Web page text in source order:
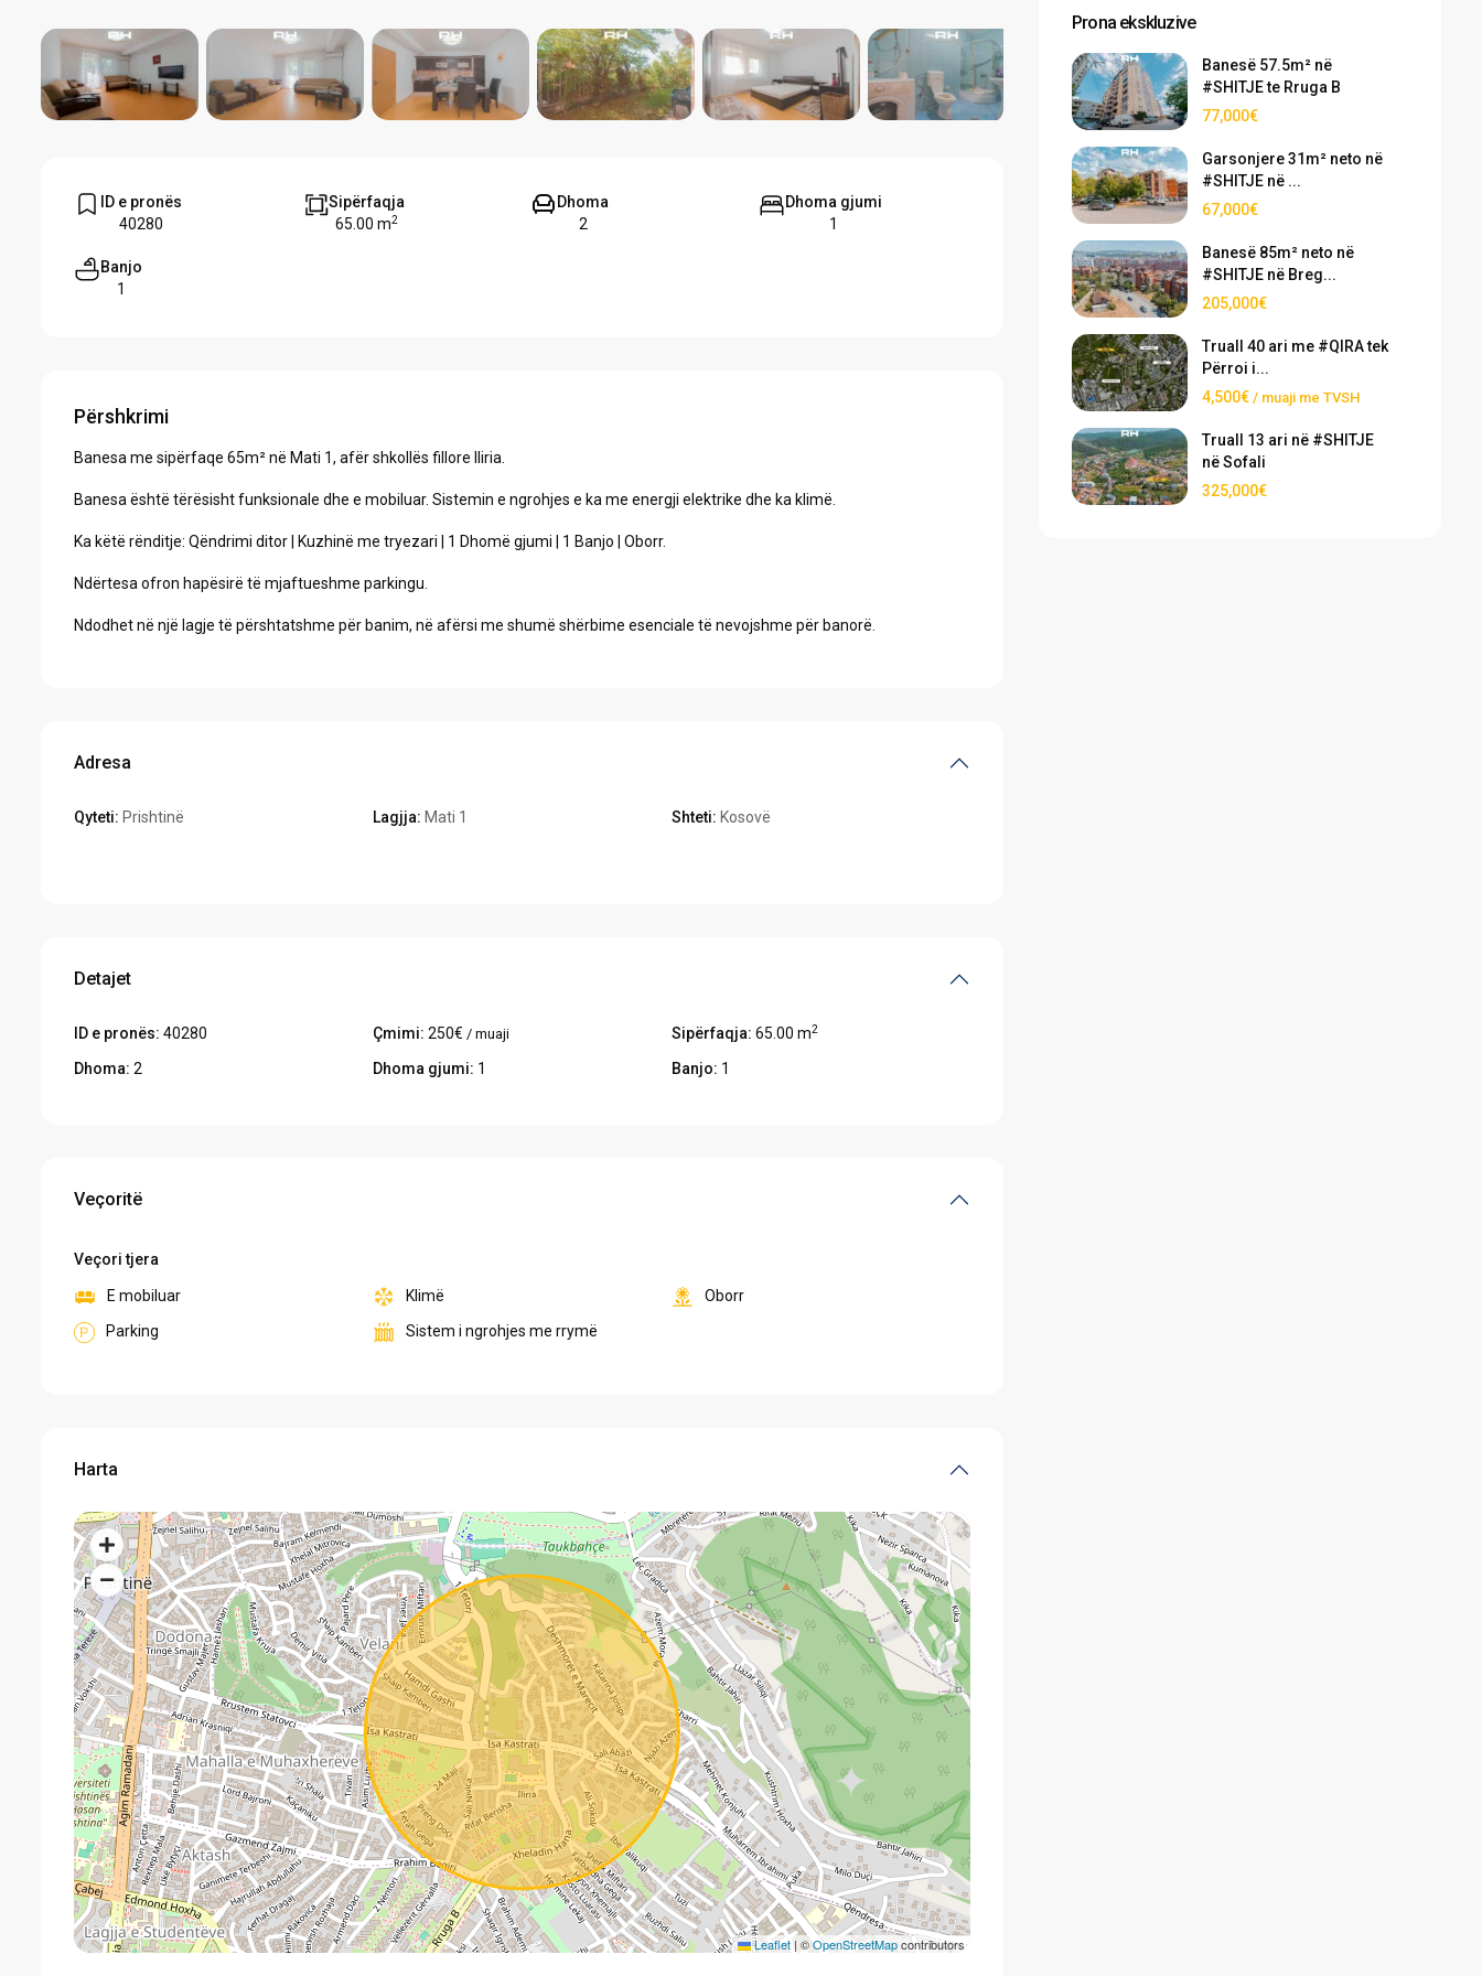
ID e pronës
40280
Sipërfaqja
65.00 m2
Dhoma
2
Dhoma gjumi
1
Banjo
1
Përshkrimi
Banesa me sipërfaqe 65m² në Mati 1, afër shkollës fillore Iliria.
Banesa është tërësisht funksionale dhe e mobiluar. Sistemin e ngrohjes e ka me energji elektrike dhe ka klimë.
Ka këtë rënditje: Qëndrimi ditor | Kuzhinë me tryezari | 1 Dhomë gjumi | 1 Banjo | Oborr.
Ndërtesa ofron hapësirë të mjaftueshme parkingu.
Ndodhet në një lagje të përshtatshme për banim, në afërsi me shumë shërbime esenciale të nevojshme për banorë.
Adresa
Qyteti: Prishtinë Lagjja: Mati 1 Shteti: Kosovë
Detajet
ID e pronës: 40280 Çmimi: 250€ / muaji Sipërfaqja: 65.00 m2
Dhoma: 2 Dhoma gjumi: 1 Banjo: 1
Veçoritë
Veçori tjera
E mobiluar Klimë
Oborr
Parking
Sistem i ngrohjes me rrymë
Harta
Leaflet | ©OpenStreetMapcontributors
Prona ekskluzive
Banesë 57.5m² në
#SHITJE te Rruga B
77,000€
Garsonjere 31m² neto në
#SHITJE në ...
67,000€
Banesë 85m² neto në
#SHITJE në Breg...
205,000€
Truall 40 ari me #QIRA tek
Përroi i...
4,500€ / muaji me TVSH
Truall 13 ari në #SHITJE
në Sofali
325,000€